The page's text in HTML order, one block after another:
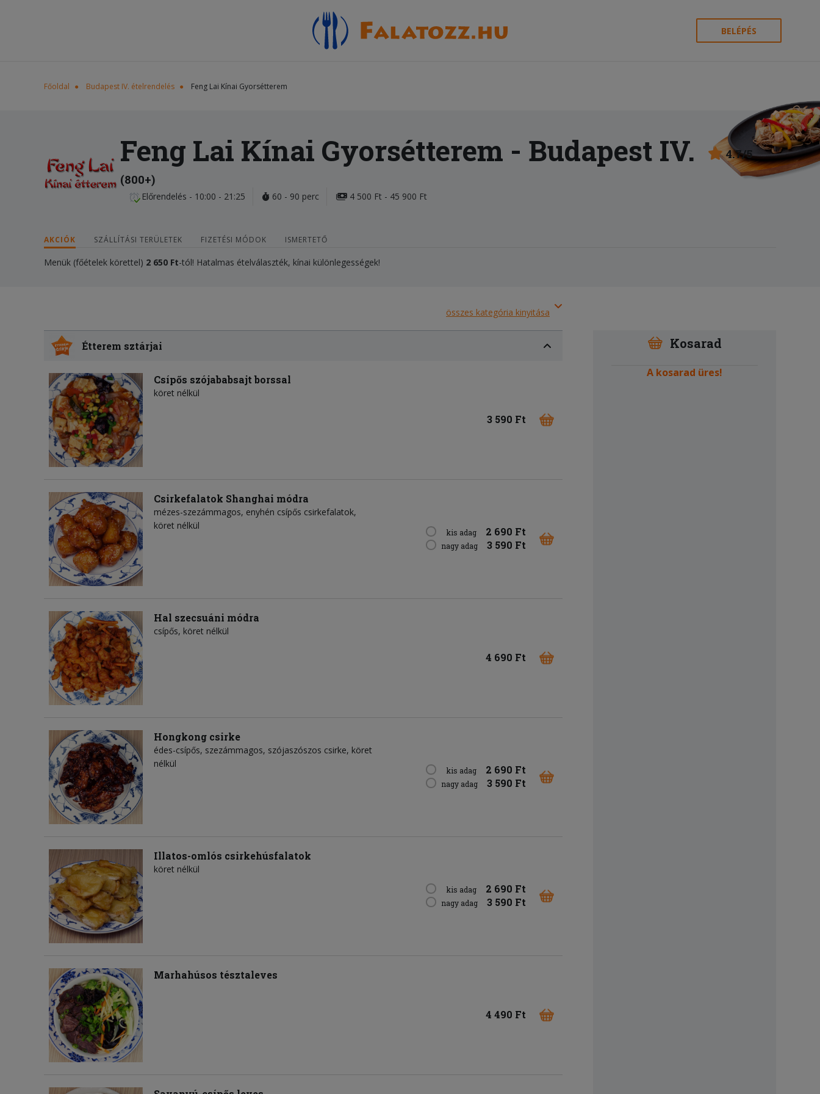
BELÉPÉS
Főoldal Budapest IV. ételrendelés Feng Lai Kínai Gyorsétterem
Feng Lai Kínai Gyorsétterem - Budapest IV.
4.7/5
(800+)
Előrendelés - 10:00 - 21:25 60 - 90 perc 4 500 Ft - 45 900 Ft
AKCIÓK SZÁLLÍTÁSI TERÜLETEK FIZETÉSI MÓDOK ISMERTETŐ
Menük (főételek körettel) 2 650 Ft-tól! Hatalmas ételválaszték, kínai különlegességek!
összes kategória kinyitása
Étterem sztárjai
Csípős szójababsajt borssal
köret nélkül
3 590 Ft
Csirkefalatok Shanghai módra
mézes-szezámmagos, enyhén csípős csirkefalatok,
köret nélkül
kis adag 2 690 Ft
nagy adag 3 590 Ft
Hal szecsuáni módra
csípős, köret nélkül
4 690 Ft
Hongkong csirke
édes-csípős, szezámmagos, szójaszószos csirke, köret
nélkül
kis adag 2 690 Ft
nagy adag 3 590 Ft
Illatos-omlós csirkehúsfalatok
köret nélkül
kis adag 2 690 Ft
nagy adag 3 590 Ft
Marhahúsos tésztaleves
4 490 Ft
Kosarad
A kosarad üres!